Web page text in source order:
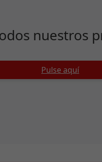
nuestros
Pulse aquí